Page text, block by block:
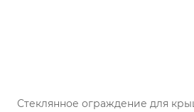
Стеклянное ограждение для